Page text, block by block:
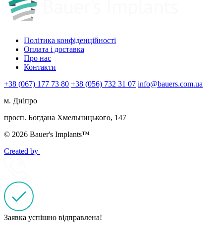
Політика конфіденційності
Оплата і доставка
Про нас
Контакти
+38 (067) 177 73 80 +38 (056) 732 31 07 info@bauers.com.ua
м. Дніпро
просп. Богдана Хмельницького, 147
© 2026 Bauer's Implants™
Created by
Заявка успішно відправлена!